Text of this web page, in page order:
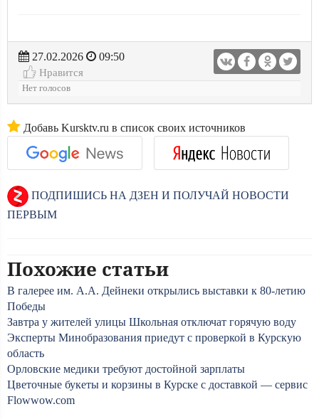
27.02.2026
09:50
Нравится
Нет голосов
Добавь Kursktv.ru в список своих источников
ПОДПИШИСЬ НА ДЗЕН И ПОЛУЧАЙ НОВОСТИ
ПЕРВЫМ
Похожие статьи
В галерее им. А.А. Дейнеки открылись выставки к 80-летию
Победы
Завтра у жителей улицы Школьная отключат горячую воду
Эксперты Минобразования приедут с проверкой в Курскую
область
Орловские медики требуют достойной зарплаты
Цветочные букеты и корзины в Курске с доставкой — сервис
Flowwow.com